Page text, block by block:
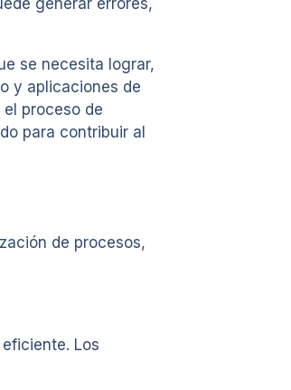
se necesita lograr,
y aplicaciones de
proceso de
para contribuir al
de procesos,
Los